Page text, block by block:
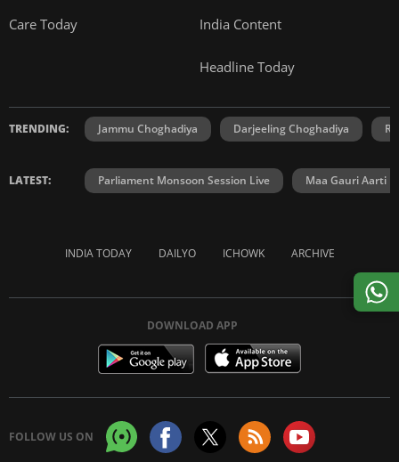
Care Today India Content
Headline Today
TRENDING: Jammu Choghadiya Darjeeling Choghadiya
LATEST: Parliament Monsoon Session Live Maa Gauri Aarti
INDIA TODAY DAILYO ICHOWK ARCHIVE
DOWNLOAD APP
FOLLOW US ON